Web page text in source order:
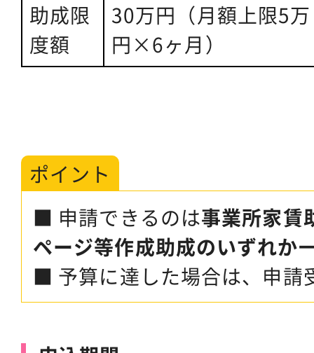
助成限
度額
30万円（月額上限5万
円×6ヶ月）
ポイント
■ 申請できるのは事業所家賃
ページ等作成助成のいずれか
■ 予算に達した場合は、申請